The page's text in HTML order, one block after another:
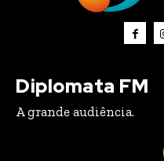
Diplomata FM
A grande audiência.